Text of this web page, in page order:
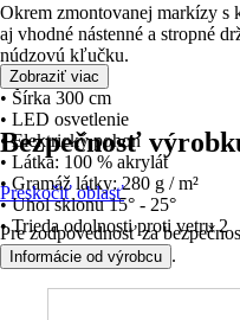
Okrem zmontovanej markízy s
aj vhodné nástenné a stropné
núdzovú kľučku.
• Šírka 300 cm
• LED osvetlenie
• Elektrický pohon
• Látka: 100 % akrylát
• Gramáž látky: 280 g / m²
• Uhol sklonu 15° - 25°
• Trieda odolnosti proti vetru 2
Zobraziť viac
Bezpečnosť
Preskočiť oblasť
Pre zodpovednosť za
Informácie od výrobcu .